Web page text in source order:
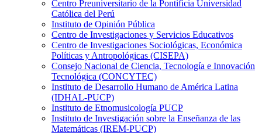
Centro Preuniversitario de la Pontificia Universidad
Católica del Perú
Instituto de Opinión Pública
Centro de Investigaciones y Servicios Educativos
Centro de Investigaciones Sociológicas, Económica
Políticas y Antropológicas (CISEPA)
Consejo Nacional de Ciencia, Tecnología e Innovación
Tecnológica (CONCYTEC)
Instituto de Desarrollo Humano de América Latina
(IDHAL-PUCP)
Instituto de Etnomusicología PUCP
Instituto de Investigación sobre la Enseñanza de las
Matemáticas (IREM-PUCP)